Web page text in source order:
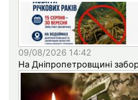
09/08/2026 14:42
На Дніпропетровщині